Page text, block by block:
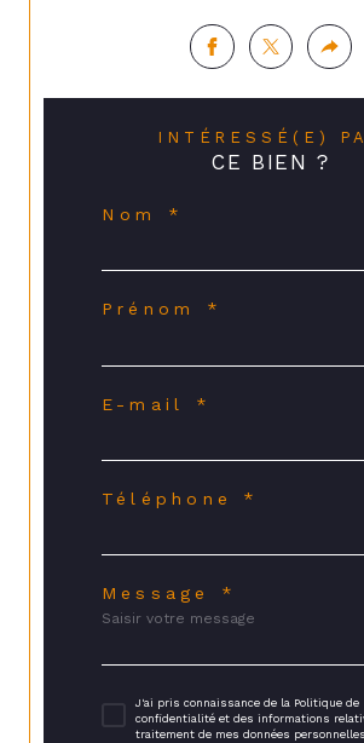
INTÉRESSÉ(E)
CE BIEN ?
Nom *
Prénom *
E-mail *
Téléphone *
Message *
J'ai pris connaissance de la Politique de
confidentialité et des informations
traitement de mes données